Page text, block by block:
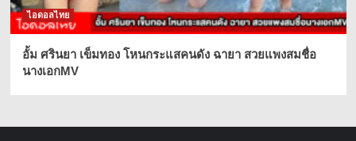
ไอดอลไทย
อั้ม ศรินยา เข็มทอง โหนกระแสคนดัง ฉายา สวยแพงสมชื่อ
นางเอกMV